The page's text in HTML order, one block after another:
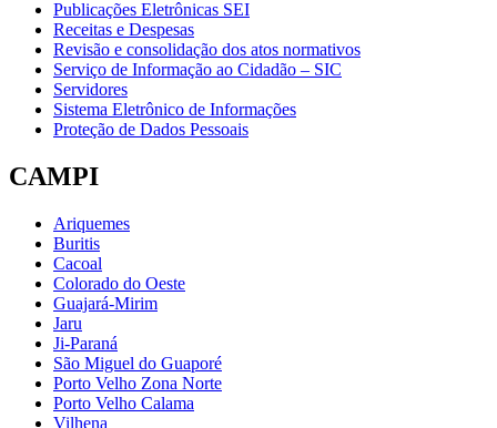
Publicações Eletrônicas SEI
Receitas e Despesas
Revisão e consolidação dos atos normativos
Serviço de Informação ao Cidadão – SIC
Servidores
Sistema Eletrônico de Informações
Proteção de Dados Pessoais
CAMPI
Ariquemes
Buritis
Cacoal
Colorado do Oeste
Guajará-Mirim
Jaru
Ji-Paraná
São Miguel do Guaporé
Porto Velho Zona Norte
Porto Velho Calama
Vilhena